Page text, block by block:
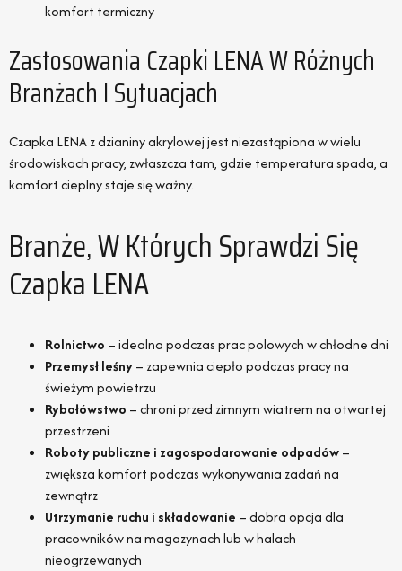
komfort termiczny
Zastosowania Czapki LENA W Różnych
Branżach I Sytuacjach
Czapka LENA z dzianiny akrylowej jest niezastąpiona w wielu
środowiskach pracy, zwłaszcza tam, gdzie temperatura spada, a
komfort cieplny staje się ważny.
Branże, W Których Sprawdzi Się
Czapka LENA
Rolnictwo – idealna podczas prac polowych w chłodne dni
Przemysł leśny– zapewnia ciepło podczas pracy na
świeżym powietrzu
Rybołówstwo – chroni przed zimnym wiatrem na otwartej
przestrzeni
Roboty publiczne i zagospodarowanie odpadów–
zwiększa komfort podczas wykonywania zadań na
zewnątrz
Utrzymanie ruchu i składowanie – dobra opcja dla
pracowników na magazynach lub w halach
nieogrzewanych